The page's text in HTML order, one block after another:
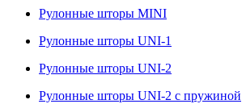
Рулонные шторы MINI
Рулонные шторы UNI-1
Рулонные шторы UNI-2
Рулонные шторы UNI-2 с пружиной